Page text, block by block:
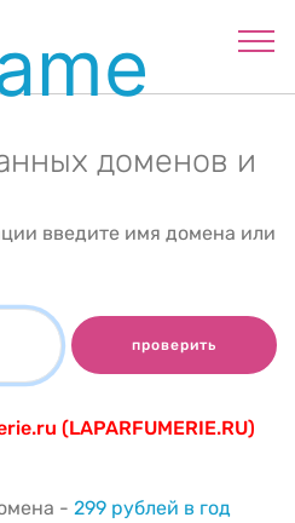
доменов и
введите имя домена или
проверить
(LAPARFUMERIE.RU)
- 299 рублей в год